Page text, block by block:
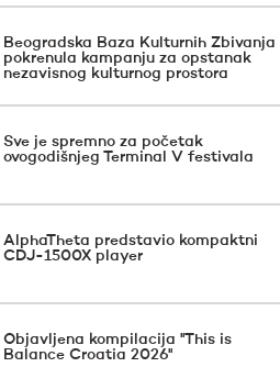
Beogradska Baza Kulturnih Zbivanja
pokrenula kampanju za opstanak
nezavisnog kulturnog prostora
Sve je spremno za početak
ovogodišnjeg Terminal V festivala
AlphaTheta predstavio kompaktni
CDJ-1500X player
Objavljena kompilacija ''This is
Balance Croatia 2026''